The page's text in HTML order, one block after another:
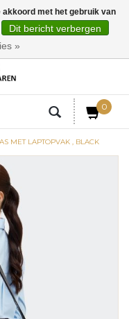
0
MET LAPTOPVAK , BLACK
akkoord met het gebruik van
Dit bericht verbergen
»